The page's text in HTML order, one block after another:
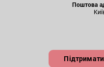
Поштова